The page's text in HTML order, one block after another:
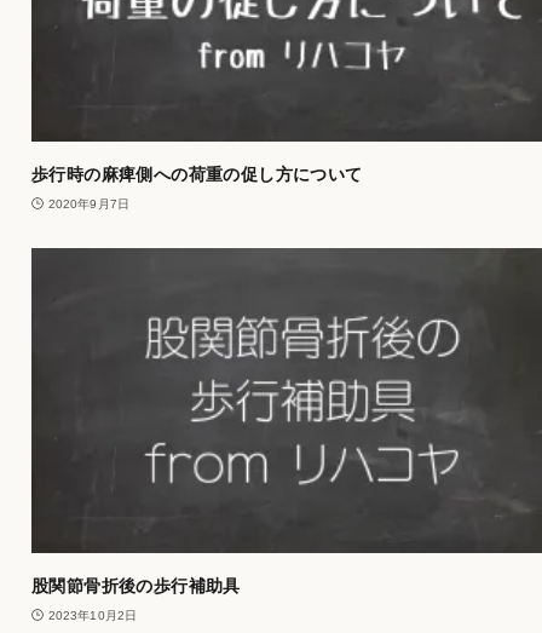
歩行時の麻痺側への荷重の促し方について
2020年9月7日
股関節骨折後の歩行補助具
2023年10月2日